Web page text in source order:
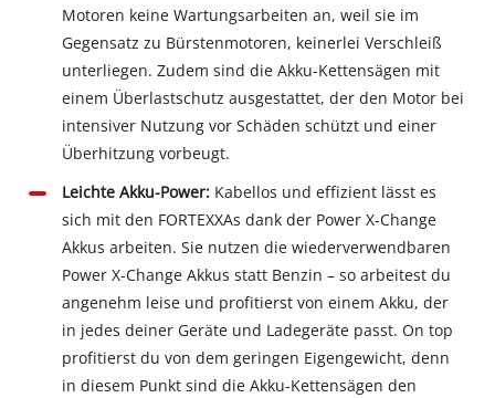
Motoren keine Wartungsarbeiten an, weil sie im
Gegensatz zu Bürstenmotoren, keinerlei Verschleiß
unterliegen. Zudem sind die Akku-Kettensägen mit
einem Überlastschutz ausgestattet, der den Motor bei
intensiver Nutzung vor Schäden schützt und einer
Überhitzung vorbeugt.
Leichte Akku-Power: Kabellos und effizient lässt es
sich mit den FORTEXXAs dank der Power X-Change
Akkus arbeiten. Sie nutzen die wiederverwendbaren
Power X-Change Akkus statt Benzin – so arbeitest du
angenehm leise und profitierst von einem Akku, der
in jedes deiner Geräte und Ladegeräte passt. On top
profitierst du von dem geringen Eigengewicht, denn
in diesem Punkt sind die Akku-Kettensägen den